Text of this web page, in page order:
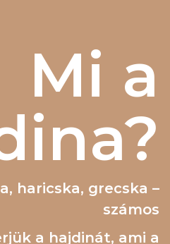
Mi a
haricska, grecska –
számos
a hajdinát, ami a